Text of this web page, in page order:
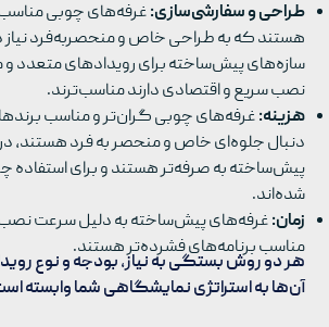
طراحی و سفارشی‌سازی:غرفه‌های چوبی
هستند که به طراحی خاص و منحصربه‌فرد نیاز
سازه‌های پیش‌ساخته برای رویدادهای متعدد و
نصب سریع و اقتصادی دارند مناسب‌ترند.
هزینه:غرفه‌های چوبی گران‌تر و مناسب
دنبال جلوه‌ای خاص و منحصر به فرد هستند،
پیش‌ساخته به صرفه‌تر هستند و برای استفاده
شده‌اند.
زمان:غرفه‌های پیش‌ساخته به دلیل سرعت
مناسب برنامه‌های فشرده‌تر هستند.
هر دو روش بستگی به نیاز، بودجه و نوع
آن‌ها به استراتژی نمایشگاهی شما وابسته